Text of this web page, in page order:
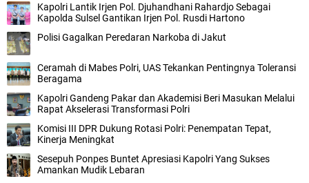
Kapolri Lantik Irjen Pol. Djuhandhani Rahardjo Sebagai
Kapolda Sulsel Gantikan Irjen Pol. Rusdi Hartono
Polisi Gagalkan Peredaran Narkoba di Jakut
Ceramah di Mabes Polri, UAS Tekankan Pentingnya Toleransi
Beragama
Kapolri Gandeng Pakar dan Akademisi Beri Masukan Melalui
Rapat Akselerasi Transformasi Polri
Komisi III DPR Dukung Rotasi Polri: Penempatan Tepat,
Kinerja Meningkat
Sesepuh Ponpes Buntet Apresiasi Kapolri Yang Sukses
Amankan Mudik Lebaran